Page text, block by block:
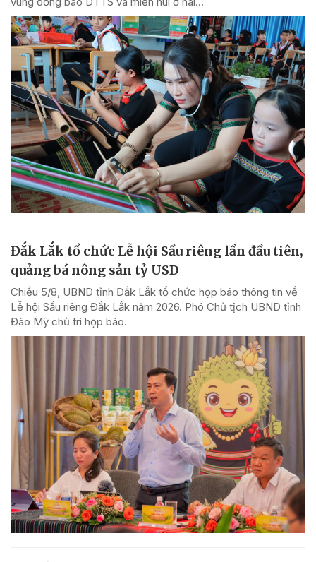
Đắk Lắk tổ chức Lễ hội Sầu riêng lần đầu tiên,
quảng bá nông sản tỷ USD
Chiều 5/8, UBND tỉnh Đắk Lắk tổ chức họp báo thông tin về
Lễ hội Sầu riêng Đắk Lắk năm 2026. Phó Chủ tịch UBND tỉnh
Đào Mỹ chủ trì họp báo.